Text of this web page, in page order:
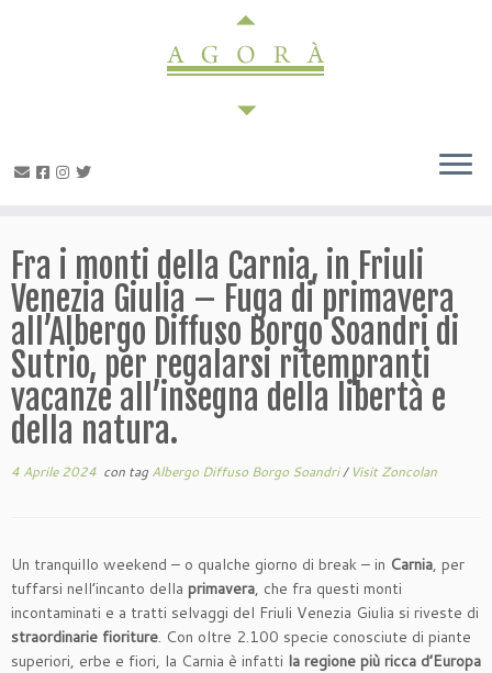
Fra i monti della Carnia, in Friuli
Venezia Giulia – Fuga di primavera
all’Albergo Diffuso Borgo Soandri di
Sutrio, per regalarsi ritempranti
vacanze all’insegna della libertà e
della natura.
4 Aprile 2024 con tagAlbergo Diffuso Borgo Soandri/ Visit Zoncolan
Un tranquillo weekend – o qualche giorno di break – in Carnia, per
tuffarsi nell’incanto della primavera, che fra questi monti
incontaminati e a tratti selvaggi del Friuli Venezia Giulia si riveste di
straordinarie fioriture. Con oltre 2.100 specie conosciute di piante
superiori, erbe e fiori, la Carnia è infatti la regione più ricca d’Europa